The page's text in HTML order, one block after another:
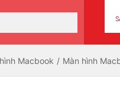
Macbook Màn hình